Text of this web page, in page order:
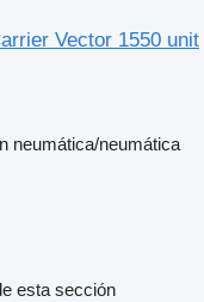
Vector 1550 unit
neumática/neumática
esta sección